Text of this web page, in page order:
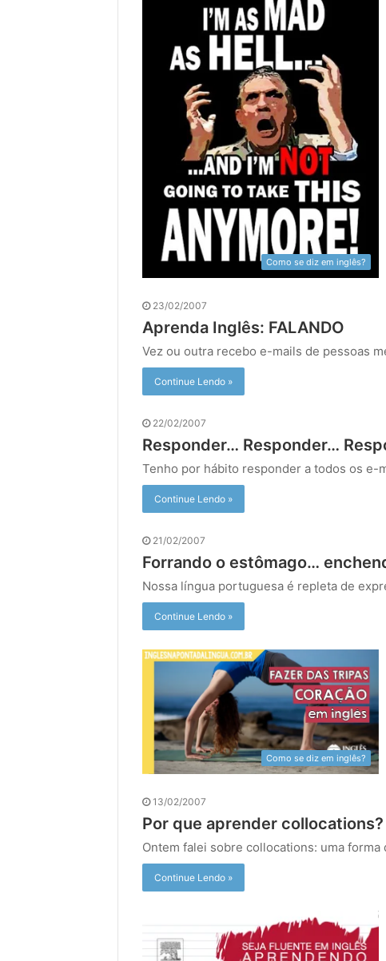
Como se diz em inglês?
23/02/2007
Aprenda Inglês: FALANDO
Vez ou outra recebo e-mails de pessoas
Continue Lendo »
22/02/2007
Responder… Responder…
Tenho por hábito responder a todos os e-
Continue Lendo »
21/02/2007
Forrando o estômago…
Nossa língua portuguesa é repleta de
Continue Lendo »
Como se diz em inglês?
13/02/2007
Por que aprender collocations?
Ontem falei sobre collocations: uma
Continue Lendo »